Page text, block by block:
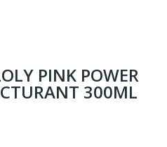
PINK POWER
300ML